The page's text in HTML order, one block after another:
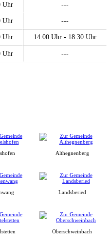
Uhr ---
Uhr ---
Uhr 14:00 Uhr - 18:30 Uhr
Uhr ---
Althegnenberg
Landsberied
Oberschweinbach